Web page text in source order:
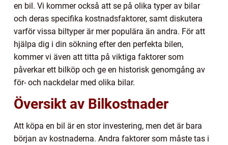
en bil. Vi kommer också att se på olika typer av bilar
och deras specifika kostnadsfaktorer, samt diskutera
varför vissa biltyper är mer populära än andra. För att
hjälpa dig i din sökning efter den perfekta bilen,
kommer vi även att titta på viktiga faktorer som
påverkar ett bilköp och ge en historisk genomgång av
för- och nackdelar med olika bilar.
Översikt av Bilkostnader
Att köpa en bil är en stor investering, men det är bara
början av kostnaderna. Andra faktorer som måste tas i